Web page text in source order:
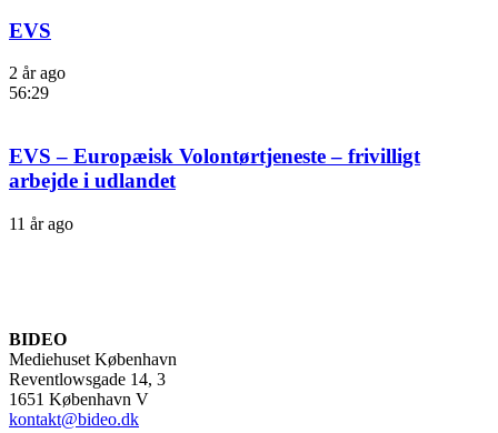
EVS
2 år ago
56:29
EVS – Europæisk Volontørtjeneste – frivilligt
arbejde i udlandet
11 år ago
BIDEO
Mediehuset København
Reventlowsgade 14, 3
1651 København V
kontakt@bideo.dk